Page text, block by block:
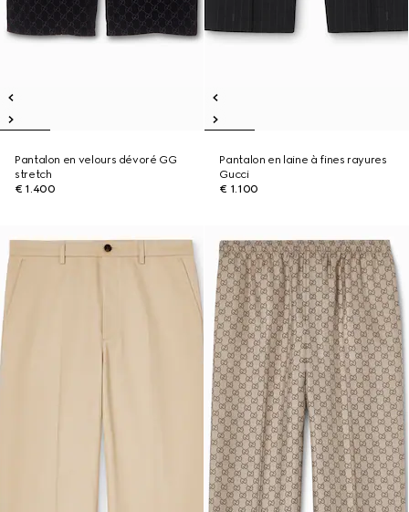
Pantalon en velours dévoré GG
stretch
€ 1.400
Pantalon en laine à fines rayures
Gucci
€ 1.100